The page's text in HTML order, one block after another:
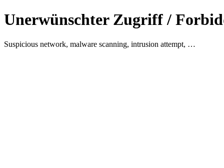
Unerwünschter Zugriff /
Suspicious network, malware scanning, intrusion attempt, …